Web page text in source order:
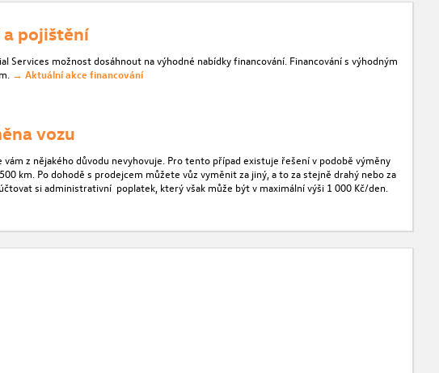
pojištění
možnost dosáhnout na výhodné nabídky financování. Financování s výhodným
→ Aktuální akce financování
vozu
z nějakého důvodu nevyhovuje. Pro tento případ existuje řešení v podobě výměny
km. Po dohodě s prodejcem můžete vůz vyměnit za jiný, a to za stejně drahý nebo za
si administrativní poplatek, který však může být v maximální výši 1 000 Kč/den.